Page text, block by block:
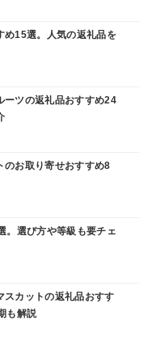
め15選。人気の返礼品を
ーツの返礼品おすすめ24
のお取り寄せおすすめ8
。選び方や等級も要チェ
スカットの返礼品おすす
も解説